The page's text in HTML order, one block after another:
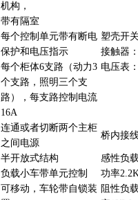
机构，
带有隔室
每个控制单元带有断电
保护和电压指示
每个柜体6支路（动力3
个支路，照明三个支
路），每支路控制电流
16A
塑壳开
接触器
电压表
连通或者切断两个主柜
之间电源
桥内接
半开放式结构
负载小车带单元控制
可移动，车轮带自锁装
感性负
功率
阻性负